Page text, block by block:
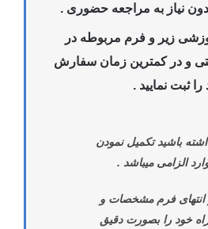
نیاز به مراجعه حضوری .
زیر و فرم مربوطه در
و در کمترین زمان سفارش
ثبت نمایید .
باشید تکمیل نمودن
الزامی میباشد .
انتهای فرم مشخصات و
خود را بصورت دقیق